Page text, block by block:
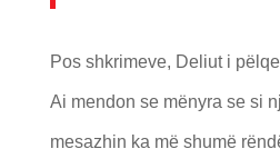
Pos shkrimeve, Deliut i
Ai mendon se mënyra se si
mesazhin ka më shumë